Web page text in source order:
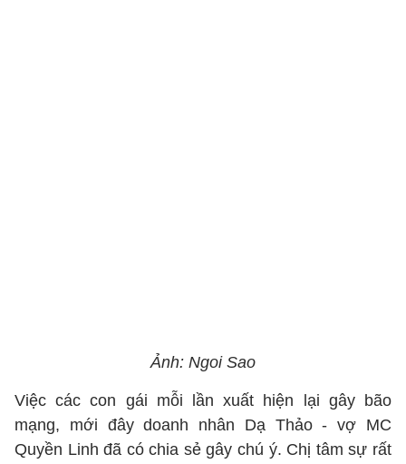
Ảnh: Ngoi Sao
Việc các con gái mỗi lần xuất hiện lại gây bão
mạng, mới đây doanh nhân Dạ Thảo - vợ MC
Quyền Linh đã có chia sẻ gây chú ý. Chị tâm sự rất